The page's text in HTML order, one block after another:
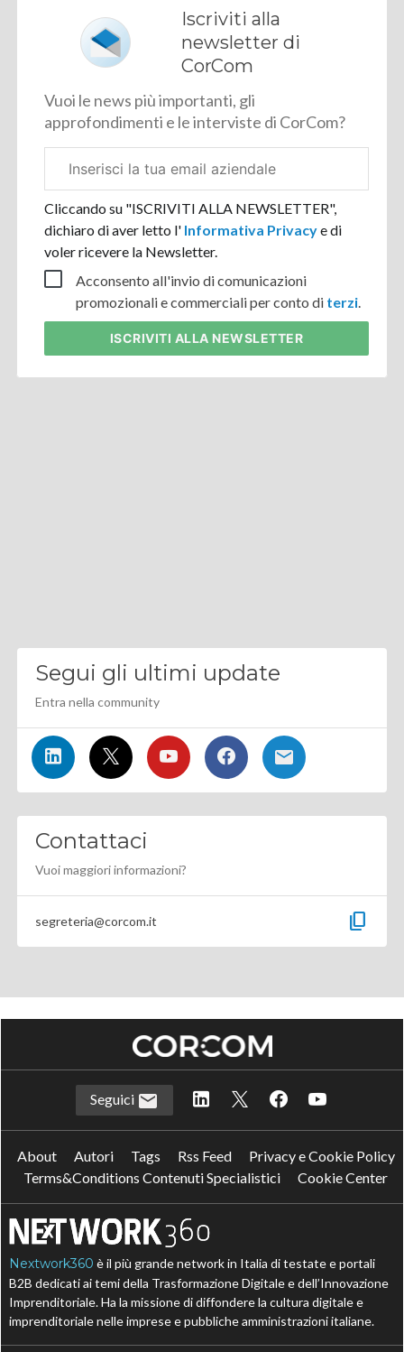
Iscriviti alla
newsletter di
CorCom
Vuoi le news più importanti, gli
approfondimenti e le interviste di CorCom?
aziendale
Cliccando su "ISCRIVITI ALLA NEWSLETTER",
dichiaro di aver letto l' Informativa Privacye di
voler ricevere la Newsletter.
Acconsento all'invio di comunicazioni
promozionali e commerciali per conto di terzi.
ISCRIVITI ALLA NEWSLETTER
Segui gli ultimi update
Entra nella community
Contattaci
Vuoi maggiori informazioni?
segreteria@corcom.it content_copy
Seguici
About Autori Tags Rss Feed
Privacy e Cookie Policy
Terms&Conditions Contenuti Specialistici
Cookie Center
Nextwork360 è il più grande network in Italia di testate e portali
B2B dedicati ai temi della Trasformazione Digitale e dell’Innovazione
Imprenditoriale. Ha la missione di diffondere la cultura digitale e
imprenditoriale nelle imprese e pubbliche amministrazioni italiane.